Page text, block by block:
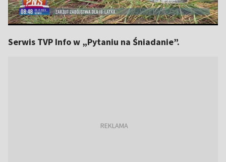
Serwis TVP Info w „Pytaniu na Śniadanie”.